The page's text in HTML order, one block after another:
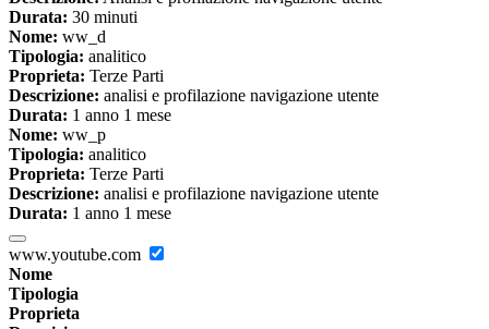
Durata: 30 minuti
Nome: ww_d
Tipologia: analitico
Proprieta: Terze Parti
Descrizione: analisi e profilazione navigazione utente
Durata: 1 anno 1 mese
Nome: ww_p
Tipologia: analitico
Proprieta: Terze Parti
Descrizione: analisi e profilazione navigazione utente
Durata: 1 anno 1 mese
www.youtube.com
Nome
Tipologia
Proprieta